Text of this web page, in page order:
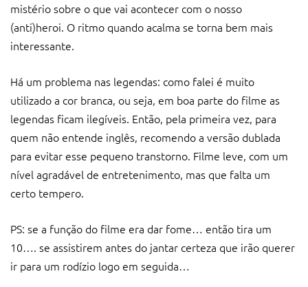
mistério sobre o que vai acontecer com o nosso
(anti)heroi. O ritmo quando acalma se torna bem mais
interessante.
Há um problema nas legendas: como falei é muito
utilizado a cor branca, ou seja, em boa parte do filme as
legendas ficam ilegíveis. Então, pela primeira vez, para
quem não entende inglês, recomendo a versão dublada
para evitar esse pequeno transtorno. Filme leve, com um
nível agradável de entretenimento, mas que falta um
certo tempero.
PS: se a função do filme era dar fome… então tira um
10…. se assistirem antes do jantar certeza que irão querer
ir para um rodízio logo em seguida…